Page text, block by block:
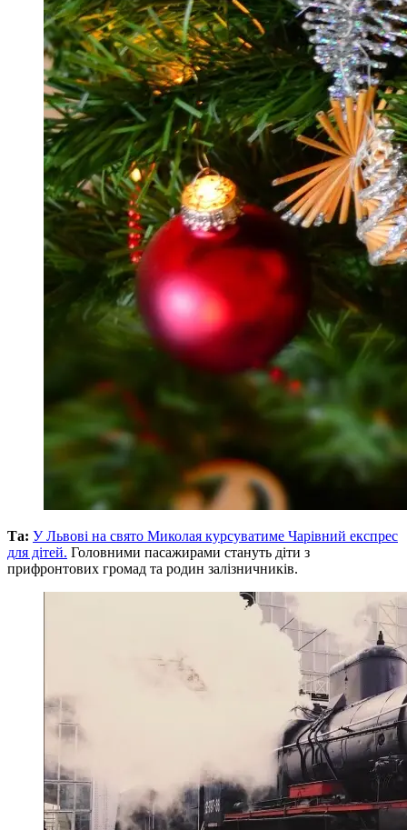
Та: У Львові на свято Миколая курсуватиме Чарівний експрес
для дітей. Головними пасажирами стануть діти з
прифронтових громад та родин залізничників.